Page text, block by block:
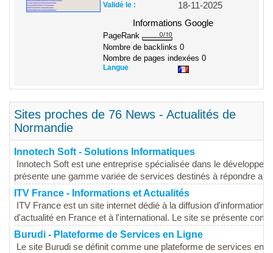
Validé le :
18-11-2025
Informations Google
PageRank
Nombre de backlinks 0
Nombre de pages indexées 0
Langue
Sites proches de 76 News - Actualités de
Normandie
Innotech Soft - Solutions Informatiques
Innotech Soft est une entreprise spécialisée dans le
présente une gamme variée de services destinés à répondre
ITV France - Informations et Actualités
ITV France est un site internet dédié à la diffusion
d'actualité en France et à l'international. Le site se présente
Burudi - Plateforme de Services en Ligne
Le site Burudi se définit comme une plateforme de services en